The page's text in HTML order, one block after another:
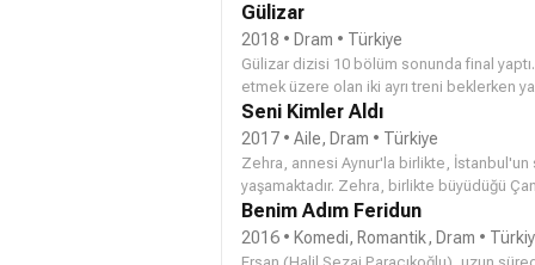
görmemektedir. Gamze'nin babası Timur
olan bir bekarlığa veda partisi düzenler.
Gülizar
2018 • Dram • Türkiye
Gülizar dizisi 10 bölüm sonunda final
etmek üzere olan iki ayrı treni beklerken
yıkılsa şarkı söylemekten
Gülizar düne kadar varlığını bilmediği bir
Gülizar’ın üvey kız kardeşi ile 16
herkesin, büyükbaş ve küçükbaş
yemyeşil çayırların bile huzurunu
Seni Kimler Aldı
2017 • Aile, Dram • Türkiye
Zehra, annesi Aynur'la birlikte, İstanbul'un
yaşamaktadır. Zehra, birlikte büyüdüğü
duygularını fark eder. Fakat bu aşkın
herkesin öldü bildiği Zehra'nın ablası
ailesine sonra ilgisi olan herkese yöneltir.
Benim Adım Feridun
2016 • Komedi, Romantik, Dram •